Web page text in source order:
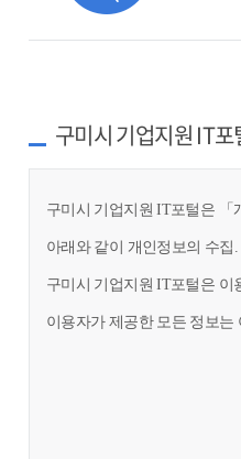
구미시 기업지원 IT
구미시 기업지원 IT포털은 「
아래와 같이 개인정보의 수집
구미시 기업지원 IT포털은 이
이용자가 제공한 모든 정보